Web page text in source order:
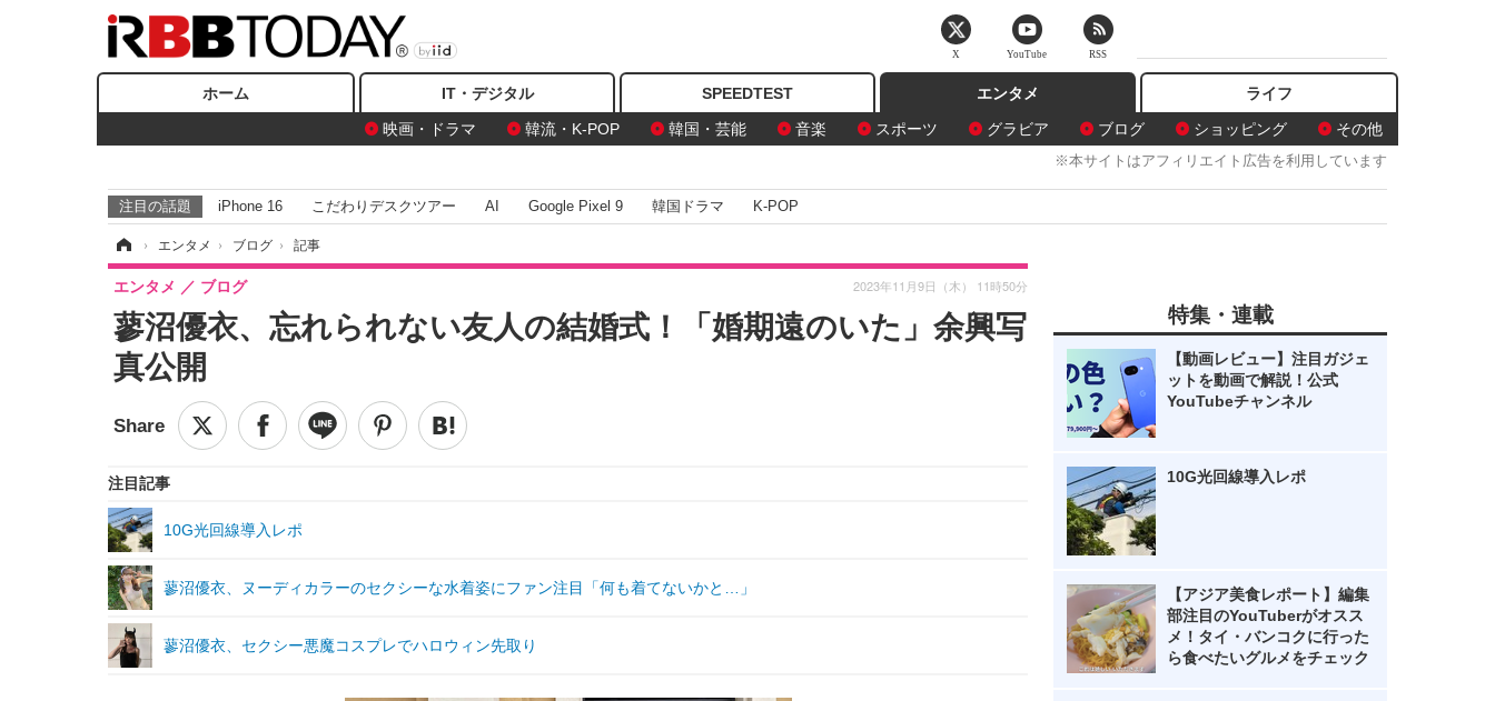
ホーム IT・デジタル SPEEDTEST
エンタメ
映画・ドラマ
韓流・K-POP 韓国・芸能 音楽 スポーツ グラビア ブログ ショッピング その他
ライフ
※本サイトはアフィリエイト広告を利用しています
注目の話題 iPhone 16 こだわりデスクツアー AI Google Pixel 9 韓国ドラマ K-POP
› エンタメ › ブログ › 記事
蓼沼優衣、忘れられない友人の結婚式！「婚期遠のいた」余興写
真公開
エンタメ ブログ 2023年11月9日（木） 11時50分
注目記事
10G光回線導入レポ
蓼沼優衣、ヌーディカラーのセクシーな水着姿にファン注目「何も着てないかと…」
蓼沼優衣、セクシー悪魔コスプレでハロウィン先取り
特集・連載
【動画レビュー】注目ガジェ
ットを動画で解説！公式
YouTubeチャンネル
10G光回線導入レポ
【アジア美食レポート】編集
部注目のYouTuberがオスス
メ！タイ・バンコクに行った
ら食べたいグルメをチェック
X YouTube RSS